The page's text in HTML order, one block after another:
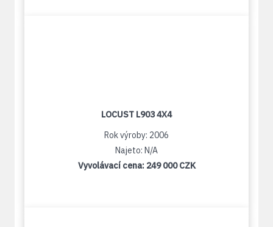
LOCUST L903 4X4
Rok výroby: 2006
Najeto: N/A
Vyvolávací cena: 249 000 CZK